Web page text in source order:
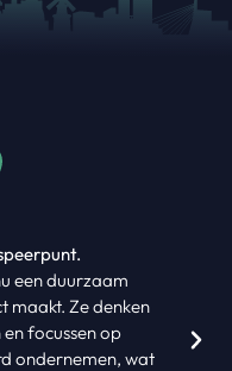
een duurzaam
maakt. Ze denken
focussen op
ondernemen, wat